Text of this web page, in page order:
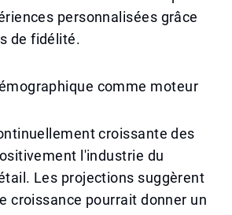
personnalisées grâce
de fidélité.
comme moteur
croissante des
l'industrie du
Les projections suggèrent
croissance pourrait donner un